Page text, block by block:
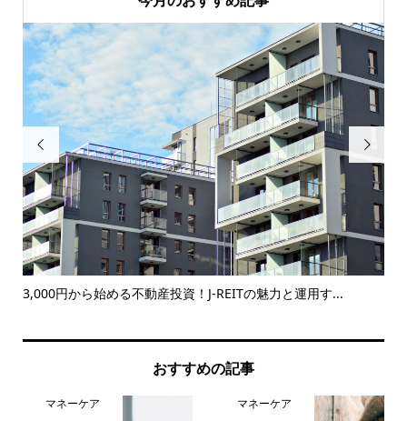

3,000円から始める不動産投資！J-REITの魅力と運用す...

おすすめの記事
マネーケア マネーケア